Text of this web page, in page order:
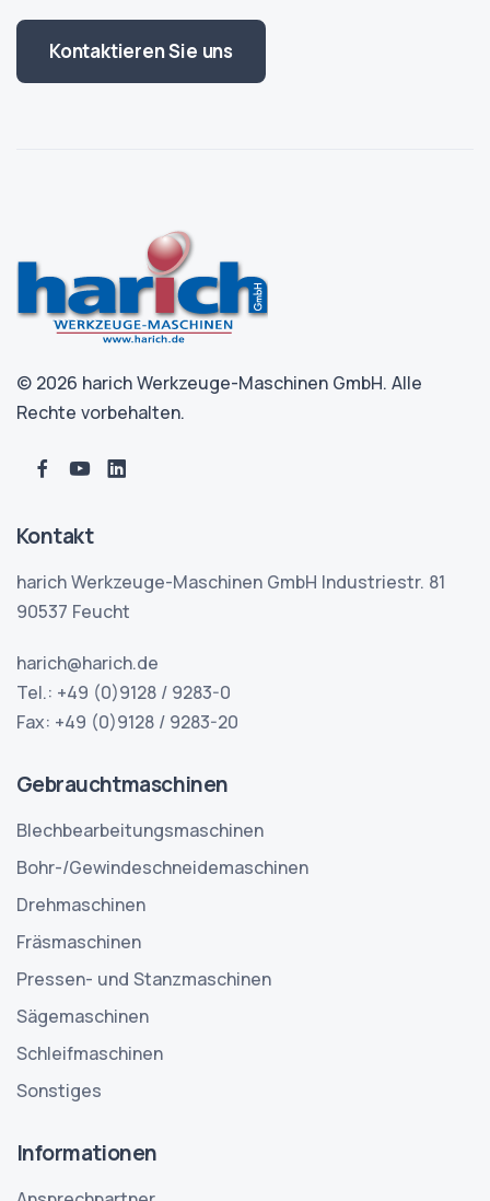
Kontaktieren Sie uns
© 2026 harich Werkzeuge-Maschinen GmbH. Alle
Rechte vorbehalten.
Kontakt
harich Werkzeuge-Maschinen GmbH Industriestr. 81
90537 Feucht
harich@harich.de
Tel.: +49 (0)9128 / 9283-0
Fax: +49 (0)9128 / 9283-20
Gebrauchtmaschinen
Blechbearbeitungsmaschinen
Bohr-/Gewindeschneidemaschinen
Drehmaschinen
Fräsmaschinen
Pressen- und Stanzmaschinen
Sägemaschinen
Schleifmaschinen
Sonstiges
Informationen